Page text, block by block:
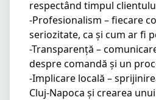
respectând timpul
-Profesionalism – fiecare
seriozitate, ca și cum ar fi
-Transparență –
despre comandă și un
-Implicare locală –
Cluj-Napoca și crearea